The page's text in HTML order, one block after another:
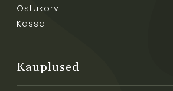
Ostukorv
Kassa
Kauplused